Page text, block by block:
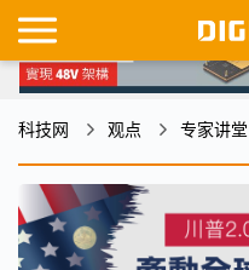
科技网 观点 专家讲堂